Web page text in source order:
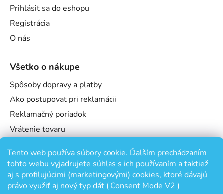
Tento web používa súbory cookie. Ďalším prechádzaním
tohto webu vyjadrujete súhlas s ich používaním a taktiež
aj s profilujúcimi (marketingovými) cookies, ktoré dávajú
právo využiť aj nový typ dát ( Consent Mode V2 )
Prihlásiť sa do eshopu
Registrácia
O nás
Všetko o nákupe
Spôsoby dopravy a platby
Ako postupovať pri reklamácii
Reklamačný poriadok
Vrátenie tovaru
Podmienky ochrany osobných údajov
Odstúpenie od zmluvy